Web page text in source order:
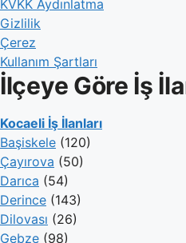
KVKK Aydınlatma
Gizlilik
Çerez
Kullanım Şartları
İlçeye Göre İş
Kocaeli İş İlanları
Başiskele (120)
Çayırova (50)
Darıca (54)
Derince (143)
Dilovası (26)
Gebze (98)